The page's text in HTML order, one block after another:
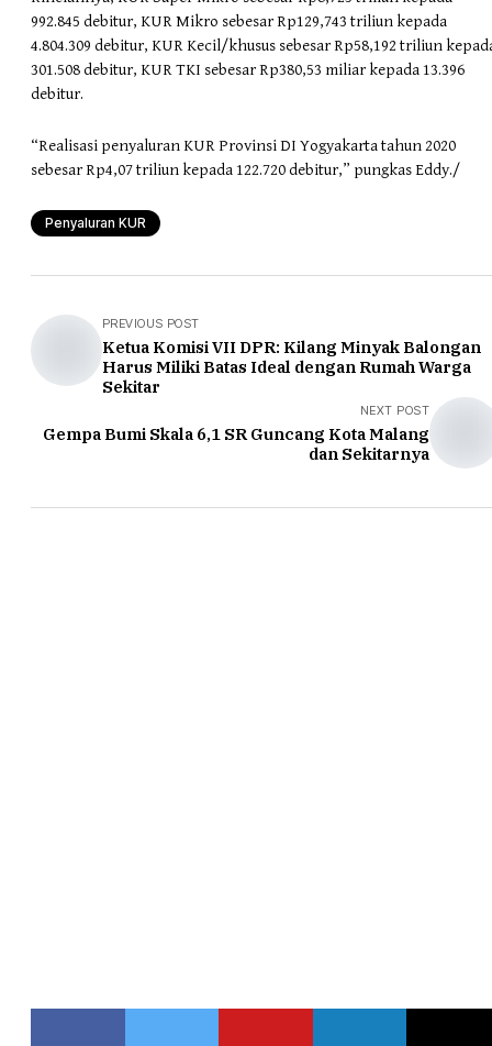
992.845 debitur, KUR Mikro sebesar Rp129,743 triliun kepada
4.804.309 debitur, KUR Kecil/khusus sebesar Rp58,192 triliun
301.508 debitur, KUR TKI sebesar Rp380,53 miliar kepada 13.396
debitur.
“Realisasi penyaluran KUR Provinsi DI Yogyakarta tahun 2020
sebesar Rp4,07 triliun kepada 122.720 debitur,” pungkas Eddy./
Penyaluran KUR
PREVIOUS POST
Ketua Komisi VII DPR: Kilang Minyak Balongan
Harus Miliki Batas Ideal dengan Rumah Warga
Sekitar
NEXT POST
Gempa Bumi Skala 6,1 SR Guncang Kota Malang
dan Sekitarnya